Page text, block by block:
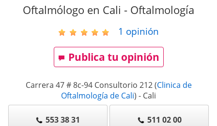
Oftalmólogo en Cali - Oftalmología
1 opinión
Publica tu opinión
Carrera 47 # 8c-94 Consultorio 212 (Clinica de
Oftalmología de Cali) - Cali
553 38 31 511 02 00